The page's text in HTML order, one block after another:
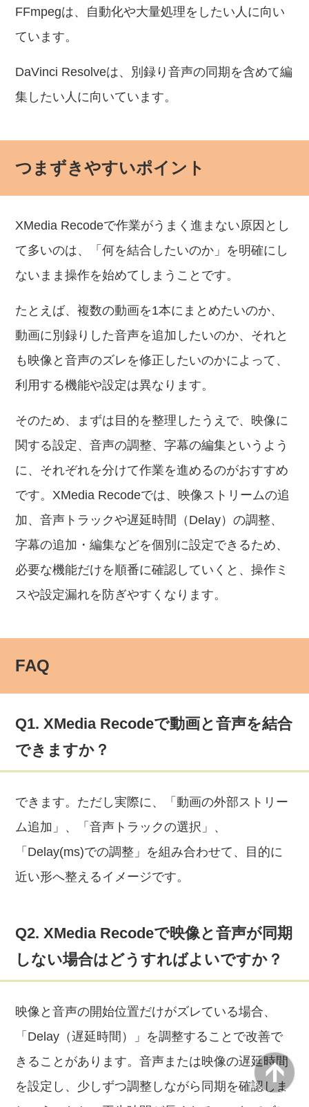
FFmpegは、自動化や大量処理をしたい人に向い
ています。
DaVinci Resolveは、別録り音声の同期を含めて編
集したい人に向いています。
つまずきやすいポイント
XMedia Recodeで作業がうまく進まない原因とし
て多いのは、「何を結合したいのか」を明確にし
ないまま操作を始めてしまうことです。
たとえば、複数の動画を1本にまとめたいのか、
動画に別録りした音声を追加したいのか、それと
も映像と音声のズレを修正したいのかによって、
利用する機能や設定は異なります。
そのため、まずは目的を整理したうえで、映像に
関する設定、音声の調整、字幕の編集というよう
に、それぞれを分けて作業を進めるのがおすすめ
です。XMedia Recodeでは、映像ストリームの追
加、音声トラックや遅延時間（Delay）の調整、
字幕の追加・編集などを個別に設定できるため、
必要な機能だけを順番に確認していくと、操作ミ
スや設定漏れを防ぎやすくなります。
FAQ
Q1. XMedia Recodeで動画と音声を結合
できますか？
できます。ただし実際に、「動画の外部ストリー
ム追加」、「音声トラックの選択」、
「Delay(ms)での調整」を組み合わせて、目的に
近い形へ整えるイメージです。
Q2. XMedia Recodeで映像と音声が同期
しない場合はどうすればよいですか？
映像と音声の開始位置だけがズレている場合、
「Delay（遅延時間）」を調整することで改善で
きることがあります。音声または映像の遅延時間
を設定し、少しずつ調整しながら同期を確認しま